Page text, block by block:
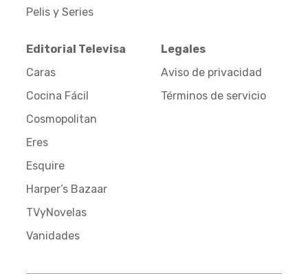
Pelis y Series
Editorial Televisa
Caras
Cocina Fácil
Cosmopolitan
Eres
Esquire
Harper’s Bazaar
TVyNovelas
Vanidades
Legales
Aviso de privacidad
Términos de servicio